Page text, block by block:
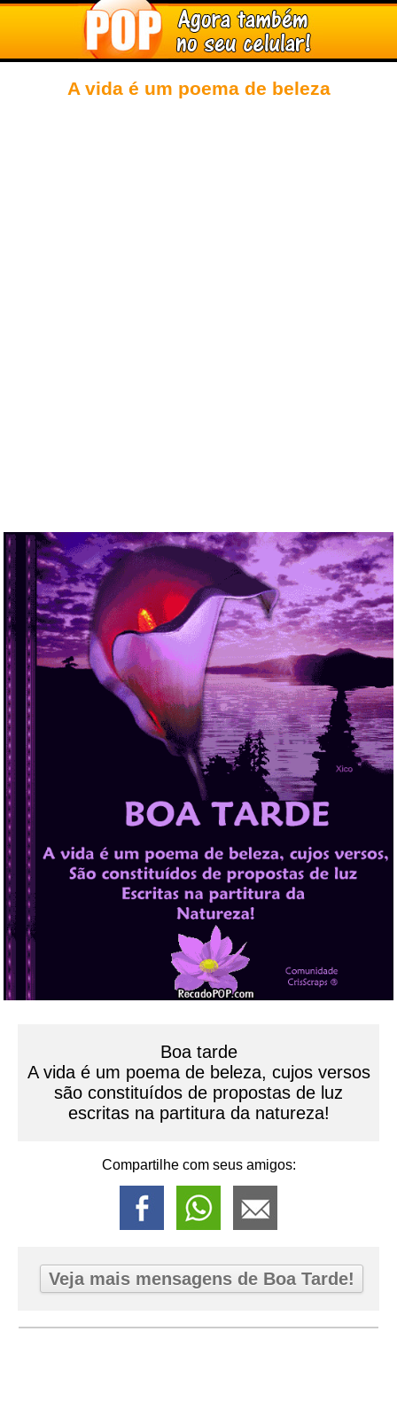
A vida é um poema de beleza
Boa tarde
A vida é um poema de beleza, cujos versos
são constituídos de propostas de luz
escritas na partitura da natureza!
Compartilhe com seus amigos:
Veja mais mensagens de Boa Tarde!